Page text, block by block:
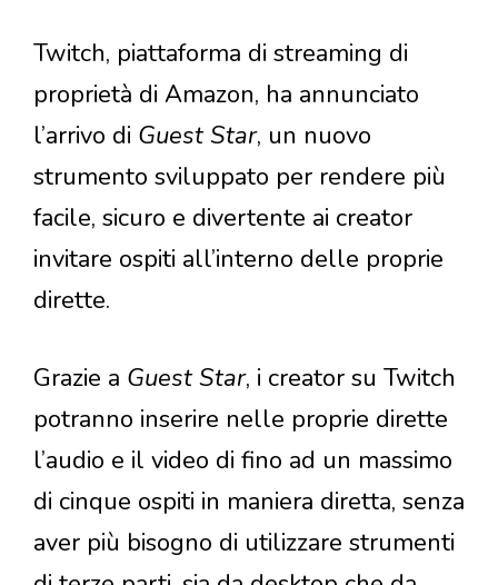
Twitch, piattaforma di streaming di
proprietà di Amazon, ha annunciato
l’arrivo di Guest Star, un nuovo
strumento sviluppato per rendere più
facile, sicuro e divertente ai creator
invitare ospiti all’interno delle proprie
dirette.
Grazie a Guest Star, i creator su Twitch
potranno inserire nelle proprie dirette
l’audio e il video di fino ad un massimo
di cinque ospiti in maniera diretta, senza
aver più bisogno di utilizzare strumenti